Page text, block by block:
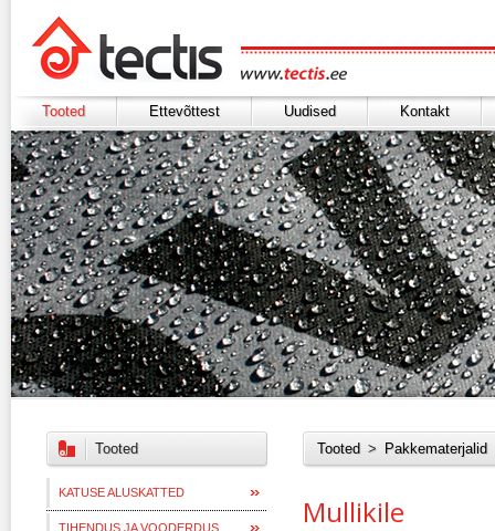
Tooted Ettevõttest Uudised Kontakt
Tooted
KATUSE ALUSKATTED
TIHENDUS JA VOODERDUS
Tooted > Pakkematerjalid
Mullikile